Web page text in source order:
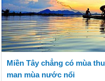
Miền Tây chẳng có mùa
man mùa nước nổi